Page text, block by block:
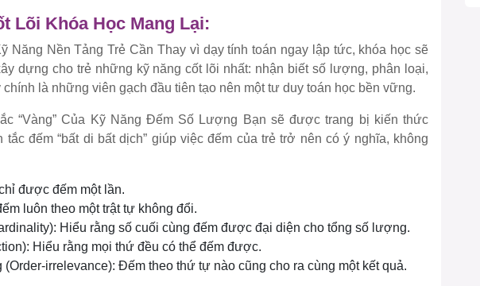
Lõi Khóa Học Mang Lại:
Năng Nền Tảng Trẻ Cần Thay vì dạy tính toán ngay lập tức, khóa học sẽ
dựng cho trẻ những kỹ năng cốt lõi nhất: nhận biết số lượng, phân loại,
là những viên gạch đầu tiên tạo nên một tư duy toán học bền vững.
“Vàng” Của Kỹ Năng Đếm Số Lượng Bạn sẽ được trang bị kiến thức
tắc đếm “bất di bất dịch” giúp việc đếm của trẻ trở nên có ý nghĩa, không
được đếm một lần.
luôn theo một trật tự không đổi.
Hiểu rằng số cuối cùng đếm được đại diện cho tổng số lượng.
Hiểu rằng mọi thứ đều có thể đếm được.
irrelevance): Đếm theo thứ tự nào cũng cho ra cùng một kết quả.